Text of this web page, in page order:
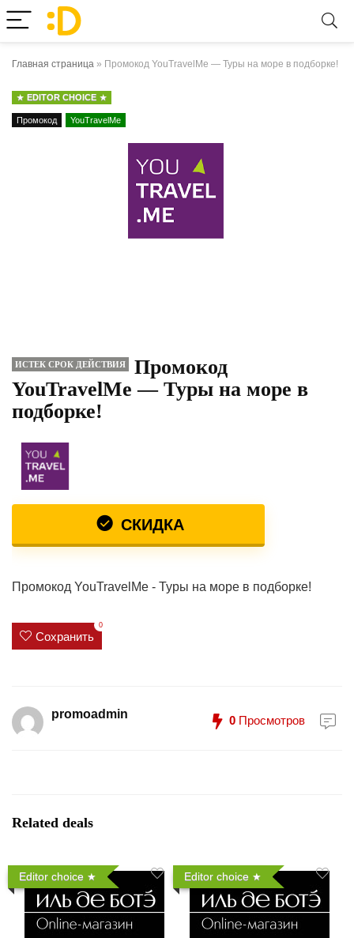
Главная страница » Промокод YouTravelMe — Туры на море в подборке!
EDITOR CHOICE
Промокод YouTravelMe
ИСТЕК СРОК ДЕЙСТВИЯ
Промокод
YouTravelMe — Туры на море в
подборке!
СКИДКА
Промокод YouTravelMe - Туры на море в подборке!
Сохранить
0
promoadmin 0 Просмотров
Related deals
Editor choice Editor choice